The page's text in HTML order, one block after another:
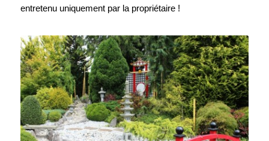
entretenu uniquement par la propriétaire !